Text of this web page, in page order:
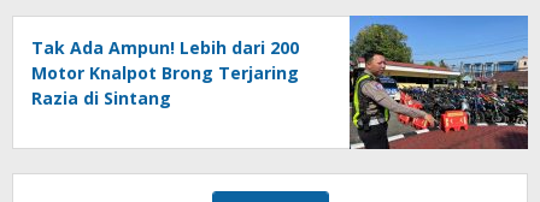
Tak Ada Ampun! Lebih dari 200
Motor Knalpot Brong Terjaring
Razia di Sintang